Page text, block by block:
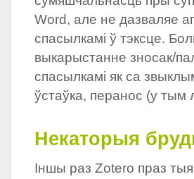
Word, але не дазваляе
спасылкамі ў тэксце.
выкарыстанне зносак/
спасылкамі як са
ўстаўка, перанос (у тым
Некаторыя
Іншы раз Zotero праз